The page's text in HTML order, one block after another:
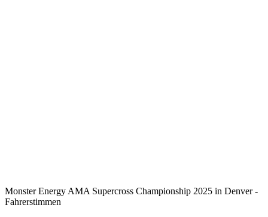
Monster Energy AMA Supercross Championship 2025 in Denver -
Fahrerstimmen